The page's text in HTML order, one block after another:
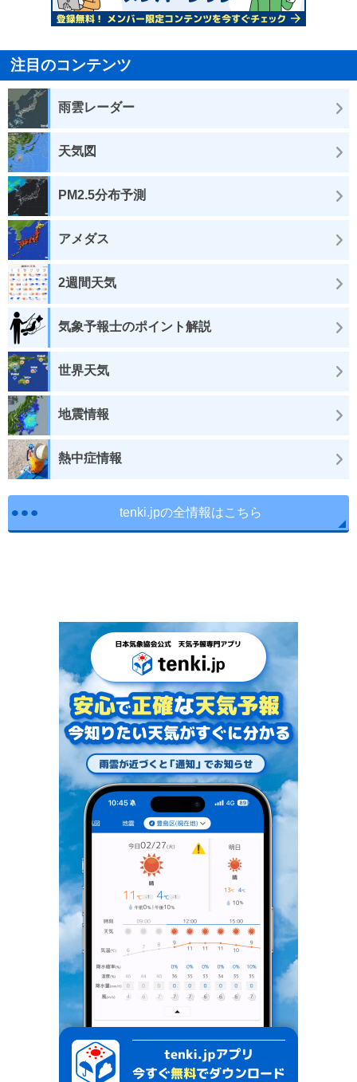
注目のコンテンツ
雨雲レーダー
天気図
PM2.5分布予測
アメダス
2週間天気
気象予報士のポイント解説
世界天気
地震情報
熱中症情報
tenki.jpの全情報はこちら